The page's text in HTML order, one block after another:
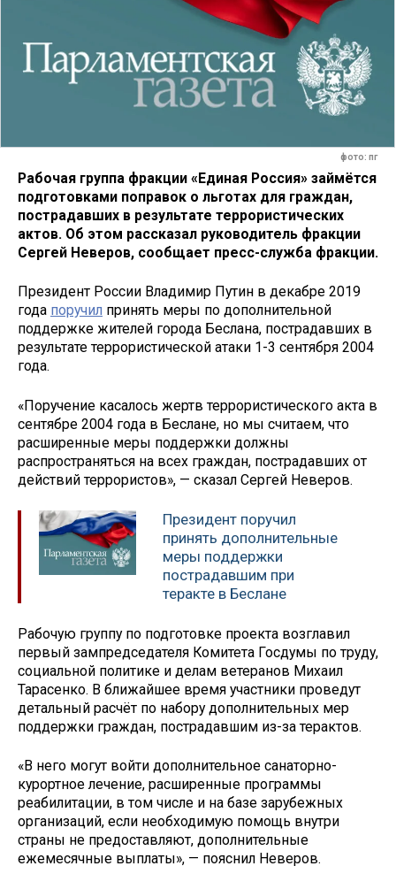
фото: пг
Рабочая группа фракции «Единая Россия» займётся
подготовками поправок о льготах для граждан,
пострадавших в результате террористических
актов. Об этом рассказал руководитель фракции
Сергей Неверов, сообщает пресс-служба фракции.
Президент России Владимир Путин в декабре 2019
года поручил принять меры по дополнительной
поддержке жителей города Беслана, пострадавших в
результате террористической атаки 1-3 сентября 2004
года.
«Поручение касалось жертв террористического акта в
сентябре 2004 года в Беслане, но мы считаем, что
расширенные меры поддержки должны
распространяться на всех граждан, пострадавших от
действий террористов», — сказал Сергей Неверов.
Президент поручил
принять дополнительные
меры поддержки
пострадавшим при
теракте в Беслане
Рабочую группу по подготовке проекта возглавил
первый зампредседателя Комитета Госдумы по труду,
социальной политике и делам ветеранов Михаил
Тарасенко. В ближайшее время участники проведут
детальный расчёт по набору дополнительных мер
поддержки граждан, пострадавшим из-за терактов.
«В него могут войти дополнительное санаторно-
курортное лечение, расширенные программы
реабилитации, в том числе и на базе зарубежных
организаций, если необходимую помощь внутри
страны не предоставляют, дополнительные
ежемесячные выплаты», — пояснил Неверов.